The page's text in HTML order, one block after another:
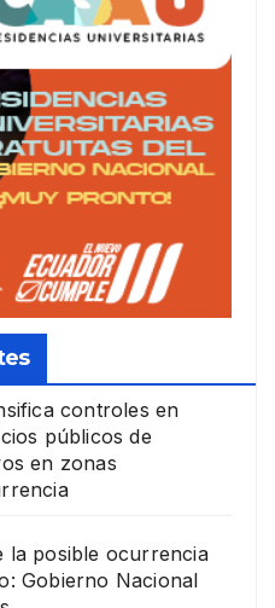
controles en
públicos de
en zonas
la posible ocurrencia
Gobierno Nacional